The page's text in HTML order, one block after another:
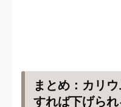
まとめ：カリ
すれば下げられ